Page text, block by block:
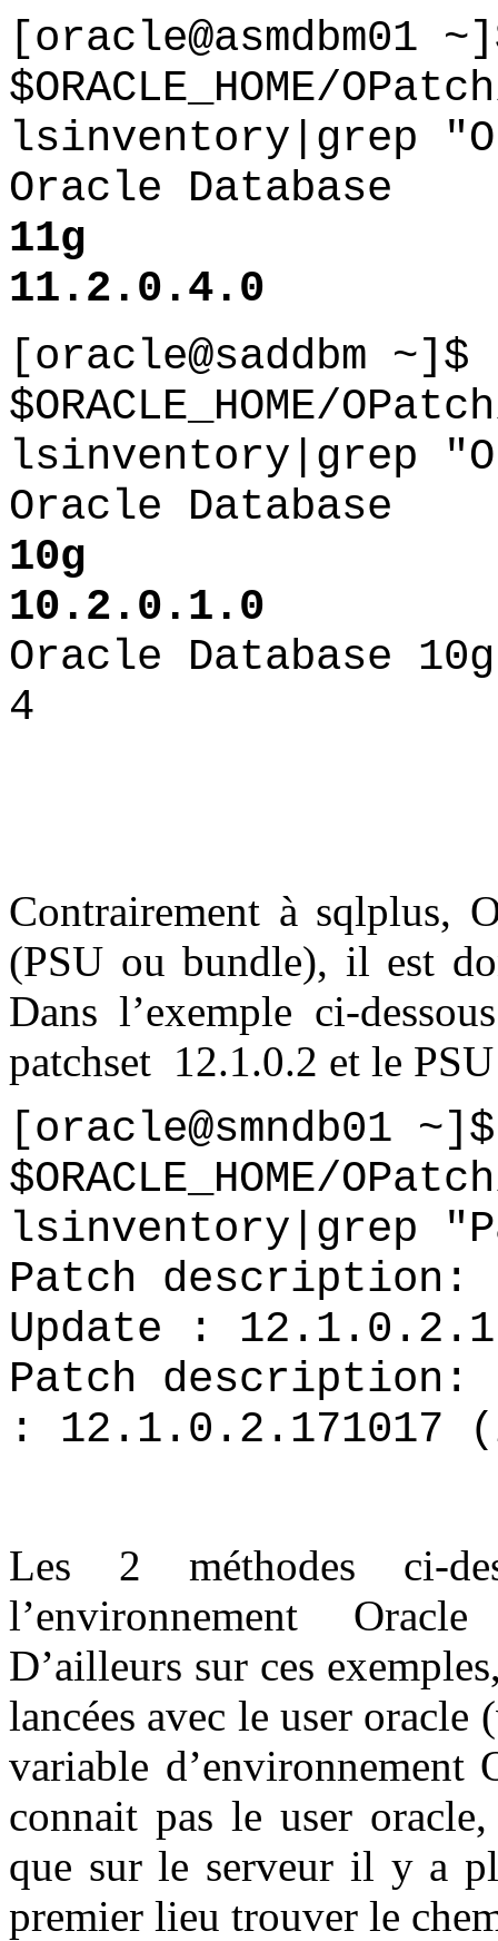
[oracle@asmdbm01
$ORACLE_HOME/
lsinventory|grep
Oracle Database
11.2.0.4.0
[oracle@saddbm ~]$
$ORACLE_HOME/
lsinventory|grep
Oracle Database
10.2.0.1.0
Oracle Database
4
Contrairement à sqlplus,
(PSU ou bundle), il est
Dans l’exemple ci-
patchset 12.1.0.2 et le
[oracle@smndb01 ~]$
$ORACLE_HOME/
lsinventory|grep
Patch description:
Update :
Patch description:
: 12.1.0.2.171017
Les 2 méthodes ci-
l’environnement
D’ailleurs sur ces
lancées avec le user
variable
connait pas le user
que sur le serveur il y a
premier lieu trouver le